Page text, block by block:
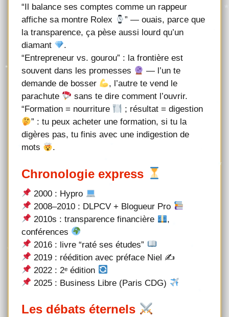
“Il balance ses comptes comme un rappeur
affiche sa montre Rolex
” — ouais, parce que
la transparence, ça pèse aussi lourd qu’un
diamant
.
“Entrepreneur vs. gourou” : la frontière est
souvent dans les promesses
— l’un te
demande de bosser
, l’autre te vend le
parachute
sans te dire comment l’ouvrir.
“Formation = nourriture
; résultat = digestion
” : tu peux acheter une formation, si tu la
digères pas, tu finis avec une indigestion de
mots
.
Chronologie express
2000 : Hypro
2008–2010 : DLPCV + Blogueur Pro
2010s : transparence financière
,
conférences
2016 : livre “raté ses études”
2019 : réédition avec préface Niel ✍
2022 : 2ᵉ édition
2025 : Business Libre (Paris CDG)
Les débats éternels